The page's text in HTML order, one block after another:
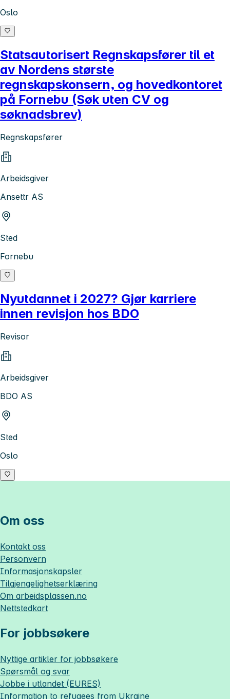
Oslo
Statsautorisert Regnskapsfører til et
av Nordens største
regnskapskonsern, og hovedkontoret
på Fornebu (Søk uten CV og
søknadsbrev)
Regnskapsfører
Arbeidsgiver
Ansettr AS
Sted
Fornebu
Nyutdannet i 2027? Gjør karriere
innen revisjon hos BDO
Revisor
Arbeidsgiver
BDO AS
Sted
Oslo
Om oss
Kontakt oss
Personvern
Informasjonskapsler
Tilgjengelighetserklæring
Om arbeidsplassen.no
Nettstedkart
For jobbsøkere
Nyttige artikler for jobbsøkere
Spørsmål og svar
Jobbe i utlandet (EURES)
Information to refugees from Ukraine